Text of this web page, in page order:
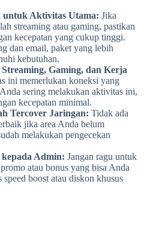
untuk Aktivitas Utama: Jika
streaming atau gaming, pastikan
kecepatan yang cukup tinggi.
dan email, paket yang lebih
kebutuhan.
Gaming, dan Kerja
ini memerlukan koneksi yang
sering melakukan aktivitas ini,
kecepatan minimal.
Tercover Jaringan: Tidak ada
jika area Anda belum
melakukan pengecekan
Admin: Jangan ragu untuk
atau bonus yang bisa Anda
boost atau diskon khusus